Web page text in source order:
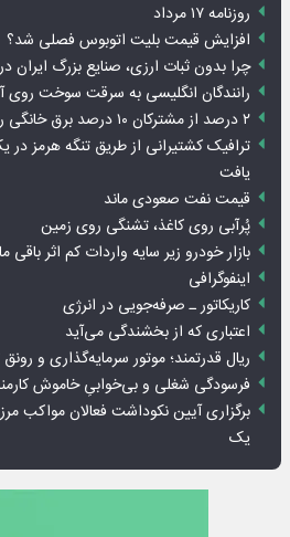
روزنامه ۱۷ مرداد
افزایش قیمت بلیت اتوبوس فصلی شد؟
چرا بدون ثبات ارزی، صنایع بزرگ ایران
رانندگان انگلیسی به سرقت سوخت روی
۲ درصد از مشترکان ۱۰ درصد برق خانگی را مصرف می‌کنند!
یافت
قیمت نفت صعودی ماند
پُرآبی روی کاغذ، تشنگی روی زمین
بازار خودرو زیر سایه واردات کم اثر باقی
اینفوگرافی
کاریکاتور ـ صرفه‌جویی در انرژی
اعتباری که از بخشندگی می‌آید
ریال قدرتمند؛ موتور سرمایه‌گذاری و رونق
فرسودگی شغلی و بی‌خوابیِ خاموش
برگزاری آیین نکوداشت فعالان مواکب
یک